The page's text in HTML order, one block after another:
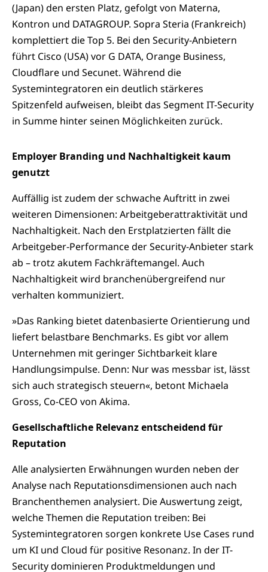
(Japan) den ersten Platz, gefolgt von Materna,
Kontron und DATAGROUP. Sopra Steria (Frankreich)
komplettiert die Top 5. Bei den Security-Anbietern
führt Cisco (USA) vor G DATA, Orange Business,
Cloudflare und Secunet. Während die
Systemintegratoren ein deutlich stärkeres
Spitzenfeld aufweisen, bleibt das Segment IT-Security
in Summe hinter seinen Möglichkeiten zurück.
Employer Branding und Nachhaltigkeit kaum
genutzt
Auffällig ist zudem der schwache Auftritt in zwei
weiteren Dimensionen: Arbeitgeberattraktivität und
Nachhaltigkeit. Nach den Erstplatzierten fällt die
Arbeitgeber-Performance der Security-Anbieter stark
ab – trotz akutem Fachkräftemangel. Auch
Nachhaltigkeit wird branchenübergreifend nur
verhalten kommuniziert.
»Das Ranking bietet datenbasierte Orientierung und
liefert belastbare Benchmarks. Es gibt vor allem
Unternehmen mit geringer Sichtbarkeit klare
Handlungsimpulse. Denn: Nur was messbar ist, lässt
sich auch strategisch steuern«, betont Michaela
Gross, Co-CEO von Akima.
Gesellschaftliche Relevanz entscheidend für
Reputation
Alle analysierten Erwähnungen wurden neben der
Analyse nach Reputationsdimensionen auch nach
Branchenthemen analysiert. Die Auswertung zeigt,
welche Themen die Reputation treiben: Bei
Systemintegratoren sorgen konkrete Use Cases rund
um KI und Cloud für positive Resonanz. In der IT-
Security dominieren Produktmeldungen und